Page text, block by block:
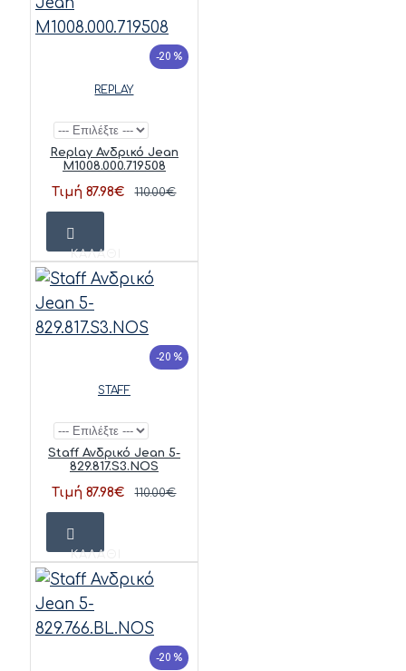
-20 %
REPLAY
Replay Ανδρικό Jean
M1008.000.719508
Τιμή 87.98€ 110.00€
ΚΑΛΆΘΙ
-20 %
STAFF
Staff Ανδρικό Jean 5-
829.817.S3.NOS
Τιμή 87.98€ 110.00€
ΚΑΛΆΘΙ
-20 %